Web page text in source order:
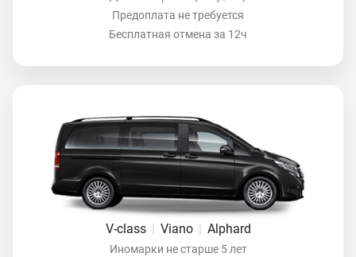
Предоплата не требуется
Бесплатная отмена за 12ч
V-class Viano Alphard
Иномарки не старше 5 лет